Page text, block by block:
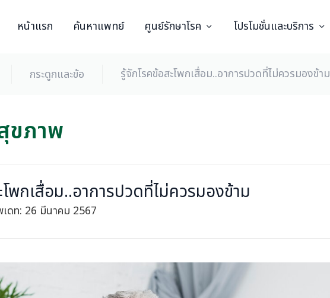
หน้าแรก ค้นหาแพทย์ ศูนย์รักษาโรค โปรโมชั่นและบริการ
กระดูกและข้อ รู้จักโรคข้อสะโพกเสื่อม..อาการปวดที่ไม่ควรมองข้าม
ขภาพ
พกเสื่อม..อาการปวดที่ไม่ควรมองข้าม
ดท: 26 มีนาคม 2567